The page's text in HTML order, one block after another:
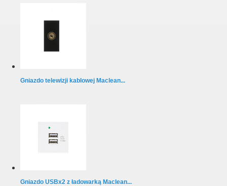
Gniazdo telewizji kablowej Maclean...
Gniazdo USBx2 z ładowarką Maclean...